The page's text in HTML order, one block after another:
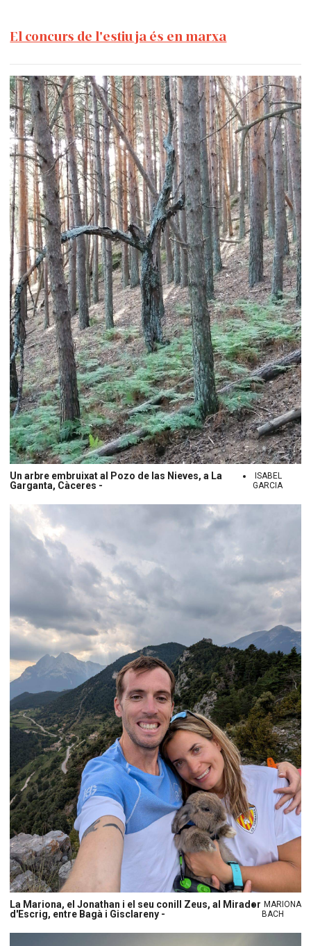
El concurs de l'estiu ja és en marxa
Un arbre embruixat al Pozo de las Nieves, a La
Garganta, Càceres -
ISABEL
GARCIA
La Mariona, el Jonathan i el seu conill Zeus, al Mirador
d'Escrig, entre Bagà i Gisclareny -
MARIONA
BACH